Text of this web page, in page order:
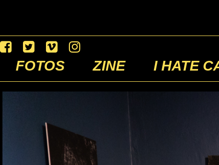
FOTOS ZINE I HATE